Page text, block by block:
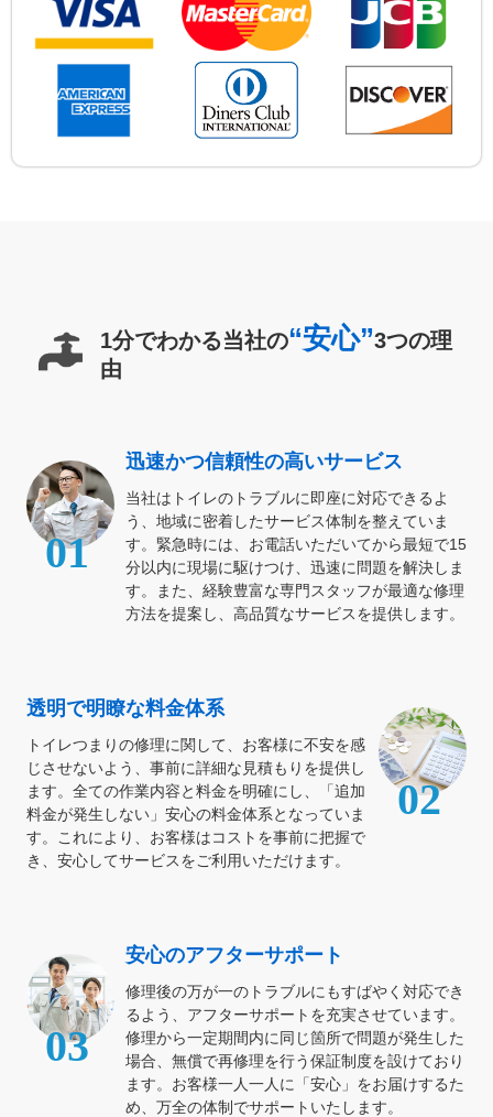
1分でわかる当社の“安心”3つの理
由
01
迅速かつ信頼性の高いサービス
当社はトイレのトラブルに即座に対応できるよ
う、地域に密着したサービス体制を整えていま
す。緊急時には、お電話いただいてから最短で15
分以内に現場に駆けつけ、迅速に問題を解決しま
す。また、経験豊富な専門スタッフが最適な修理
方法を提案し、高品質なサービスを提供します。
02
透明で明瞭な料金体系
トイレつまりの修理に関して、お客様に不安を感
じさせないよう、事前に詳細な見積もりを提供し
ます。全ての作業内容と料金を明確にし、「追加
料金が発生しない」安心の料金体系となっていま
す。これにより、お客様はコストを事前に把握で
き、安心してサービスをご利用いただけます。
03
安心のアフターサポート
修理後の万が一のトラブルにもすばやく対応でき
るよう、アフターサポートを充実させています。
修理から一定期間内に同じ箇所で問題が発生した
場合、無償で再修理を行う保証制度を設けており
ます。お客様一人一人に「安心」をお届けするた
め、万全の体制でサポートいたします。